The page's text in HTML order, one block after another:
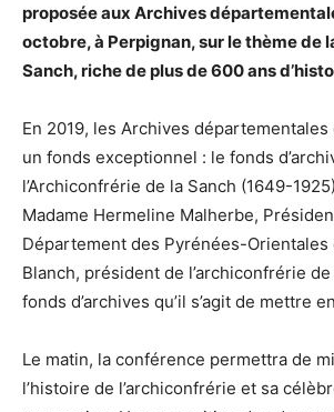
proposée aux Archives
octobre, à Perpignan, sur le thème de
Sanch, riche de plus de 600 ans
En 2019, les Archives
un fonds exceptionnel : le fonds
l’Archiconfrérie de la Sanch (1649-
Madame Hermeline Malherbe,
Département des Pyrénées-Orientales
Blanch, président de l’archiconfrérie de
fonds d’archives qu’il s’agit de mettre
Le matin, la conférence permettra de
l’histoire de l’archiconfrérie et sa